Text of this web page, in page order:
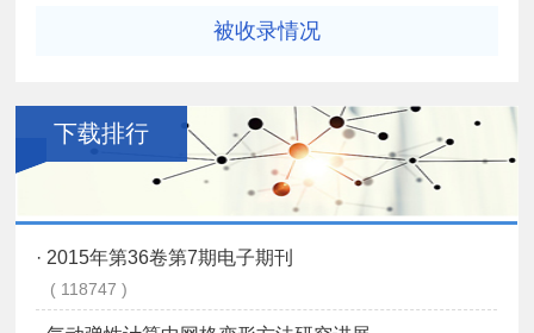
被收录情况
下载排行